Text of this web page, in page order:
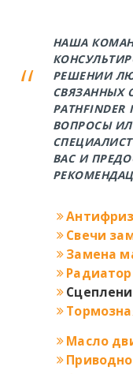
НАША
РЕШЕНИИ
СВЯЗАННЫХ
ВОПРОСЫ
ВАС И
Свечи
Замена
Масло